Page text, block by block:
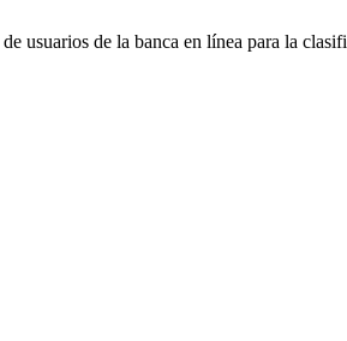
usuarios de la banca en línea para la